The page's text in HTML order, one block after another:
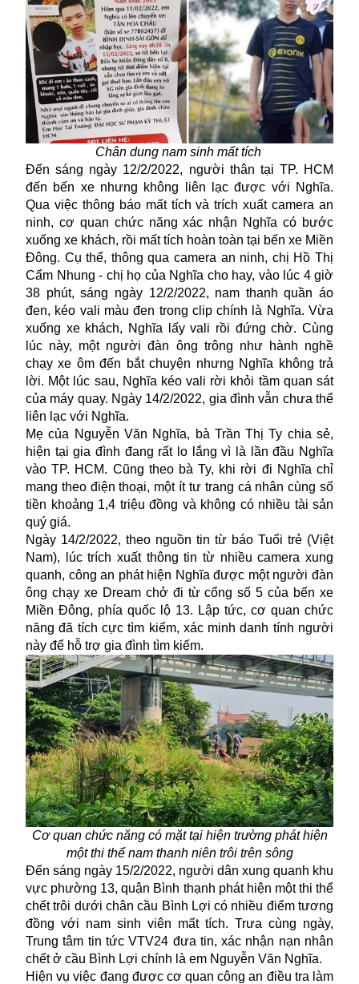
Chân dung nam sinh mất tích
Đến sáng ngày 12/2/2022, người thân tại TP. HCM
đến bến xe nhưng không liên lạc được với Nghĩa.
Qua việc thông báo mất tích và trích xuất camera an
ninh, cơ quan chức năng xác nhận Nghĩa có bước
xuống xe khách, rồi mất tích hoàn toàn tại bến xe Miền
Đông. Cụ thể, thông qua camera an ninh, chị Hồ Thị
Cẩm Nhung - chị họ của Nghĩa cho hay, vào lúc 4 giờ
38 phút, sáng ngày 12/2/2022, nam thanh quần áo
đen, kéo vali màu đen trong clip chính là Nghĩa. Vừa
xuống xe khách, Nghĩa lấy vali rồi đứng chờ. Cùng
lúc này, một người đàn ông trông như hành nghề
chạy xe ôm đến bắt chuyện nhưng Nghĩa không trả
lời. Một lúc sau, Nghĩa kéo vali rời khỏi tầm quan sát
của máy quay. Ngày 14/2/2022, gia đình vẫn chưa thể
liên lạc với Nghĩa.
Mẹ của Nguyễn Văn Nghĩa, bà Trần Thị Ty chia sẻ,
hiện tại gia đình đang rất lo lắng vì là lần đầu Nghĩa
vào TP. HCM. Cũng theo bà Ty, khi rời đi Nghĩa chỉ
mang theo điện thoại, một ít tư trang cá nhân cùng số
tiền khoảng 1,4 triệu đồng và không có nhiều tài sản
quý giá.
Ngày 14/2/2022, theo nguồn tin từ báo Tuổi trẻ (Việt
Nam), lúc trích xuất thông tin từ nhiều camera xung
quanh, công an phát hiện Nghĩa được một người đàn
ông chạy xe Dream chở đi từ cổng số 5 của bến xe
Miền Đông, phía quốc lộ 13. Lập tức, cơ quan chức
năng đã tích cực tìm kiếm, xác minh danh tính người
này để hỗ trợ gia đình tìm kiếm.
Cơ quan chức năng có mặt tại hiện trường phát hiện
một thi thể nam thanh niên trôi trên sông
Đến sáng ngày 15/2/2022, người dân xung quanh khu
vực phường 13, quận Bình thạnh phát hiện một thi thể
chết trôi dưới chân cầu Bình Lợi có nhiều điểm tương
đồng với nam sinh viên mất tích. Trưa cùng ngày,
Trung tâm tin tức VTV24 đưa tin, xác nhận nạn nhân
chết ở cầu Bình Lợi chính là em Nguyễn Văn Nghĩa.
Hiện vụ việc đang được cơ quan công an điều tra làm